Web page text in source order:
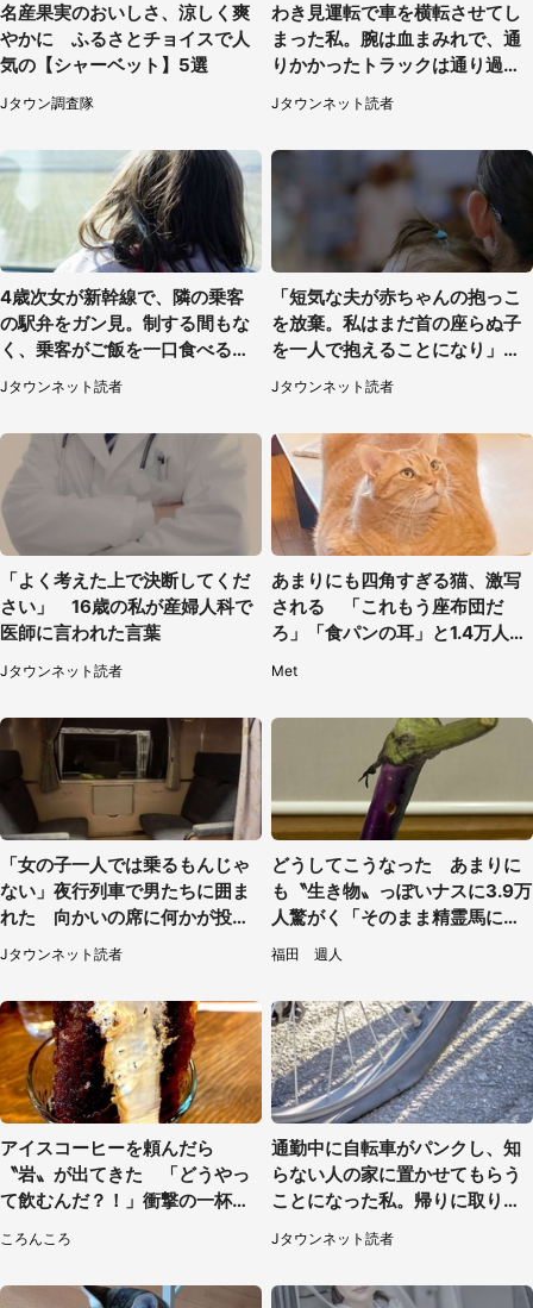
名産果実のおいしさ、涼しく爽
やかに ふるさとチョイスで人
気の【シャーベット】5選
Jタウン調査隊
わき見運転で車を横転させてし
まった私。腕は血まみれで、通
りかかったトラックは通り過ぎ
ていき...（福岡県・30代女性）
Jタウンネット読者
4歳次女が新幹線で、隣の乗客
の駅弁をガン見。制する間もな
く、乗客がご飯を一口食べると
（茨城県・50代女性）
Jタウンネット読者
「短気な夫が赤ちゃんの抱っこ
を放棄。私はまだ首の座らぬ子
を一人で抱えることになり」
（岩手県・40代女性）
Jタウンネット読者
「よく考えた上で決断してくだ
さい」 16歳の私が産婦人科で
医師に言われた言葉
Jタウンネット読者
あまりにも四角すぎる猫、激写
される 「これもう座布団だ
ろ」「食パンの耳」と1.4万人困
Met
「女の子一人では乗るもんじゃ
ない」夜行列車で男たちに囲ま
れた 向かいの席に何かが投げ
られて（秋田県・60代女性）
Jタウンネット読者
どうしてこうなった あまりに
も〝生き物〟っぽいナスに3.9万
人驚がく「そのまま精霊馬に使
えそう」
福田 週人
アイスコーヒーを頼んだら
〝岩〟が出てきた 「どうやっ
て飲むんだ？！」衝撃の一杯が
ころんころ
通勤中に自転車がパンクし、知
らない人の家に置かせてもらう
ことになった私。帰りに取りに
行くと、なんと...（東京都・40
代女性）
Jタウンネット読者